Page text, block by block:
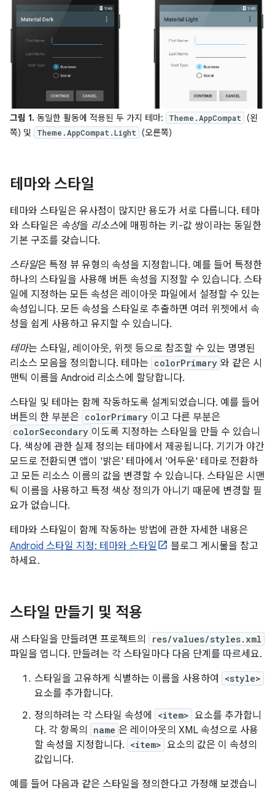
그림 1. 동일한 활동에 적용된 두 가지 테마: Theme.AppCompat
(왼
쪽) 및
Theme.AppCompat.Light (오른쪽)
테마와 스타일
테마와 스타일은 유사점이 많지만 용도가 서로 다릅니다. 테마
와 스타일은 속성을 리소스에 매핑하는 키-값 쌍이라는 동일한
기본 구조를 갖습니다.
스타일은 특정 뷰 유형의 속성을 지정합니다. 예를 들어 특정한
하나의 스타일을 사용해 버튼 속성을 지정할 수 있습니다. 스타
일에 지정하는 모든 속성은 레이아웃 파일에서 설정할 수 있는
속성입니다. 모든 속성을 스타일로 추출하면 여러 위젯에서 속
성을 쉽게 사용하고 유지할 수 있습니다.
테마는 스타일, 레이아웃, 위젯 등으로 참조할 수 있는 명명된
리소스 모음을 정의합니다. 테마는 colorPrimary 와 같은 시
맨틱 이름을 Android 리소스에 할당합니다.
스타일 및 테마는 함께 작동하도록 설계되었습니다. 예를 들어
버튼의 한 부분은 colorPrimary 이고 다른 부분은
colorSecondary 이도록 지정하는 스타일을 만들 수 있습니
다. 색상에 관한 실제 정의는 테마에서 제공됩니다. 기기가 야간
모드로 전환되면 앱이 '밝은' 테마에서 '어두운' 테마로 전환하
고 모든 리소스 이름의 값을 변경할 수 있습니다. 스타일은 시맨
틱 이름을 사용하고 특정 색상 정의가 아니기 때문에 변경할 필
요가 없습니다.
테마와 스타일이 함께 작동하는 방법에 관한 자세한 내용은
Android 스타일 지정: 테마와 스타일
블로그 게시물을 참고
하세요.
스타일 만들기 및 적용
새 스타일을 만들려면 프로젝트의 res/values/styles.xml
파일을 엽니다. 만들려는 각 스타일마다 다음 단계를 따르세요.
스타일을 고유하게 식별하는 이름을 사용하여
<style>
요소를 추가합니다.
정의하려는 각 스타일 속성에
<item> 요소를 추가합니
다. 각 항목의
name 은 레이아웃의 XML 속성으로 사용
할 속성을 지정합니다. <item> 요소의 값은 이 속성의
값입니다.
예를 들어 다음과 같은 스타일을 정의한다고 가정해 보겠습니